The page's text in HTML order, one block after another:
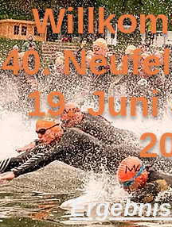
40.
19. Juni